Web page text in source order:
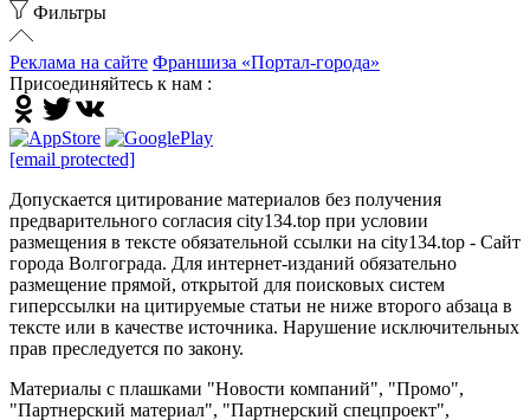
Фильтры
Реклама на сайте Франшиза «Портал-города»
Присоединяйтесь к нам :
[email protected]
Допускается цитирование материалов без получения
предварительного согласия city134.top при условии
размещения в тексте обязательной ссылки на city134.top - Сайт
города Волгограда. Для интернет-изданий обязательно
размещение прямой, открытой для поисковых систем
гиперссылки на цитируемые статьи не ниже второго абзаца в
тексте или в качестве источника. Нарушение исключительных
прав преследуется по закону.
Материалы с плашками "Новости компаний", "Промо",
"Партнерский материал", "Партнерский спецпроект",